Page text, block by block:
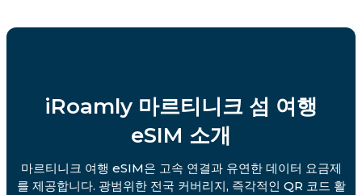
iRoamly 마르티니크 섬 여행
eSIM 소개
마르티니크 여행 eSIM은 고속 연결과 유연한 데이터 요금제
를 제공합니다. 광범위한 전국 커버리지, 즉각적인 QR 코드 활